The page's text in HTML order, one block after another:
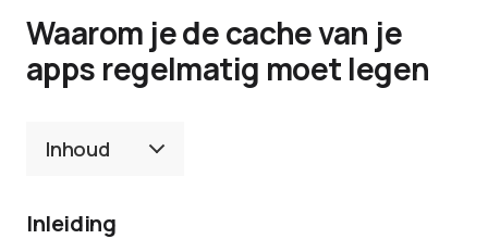
Waarom je de cache van je
apps regelmatig moet legen
Inhoud
Inleiding